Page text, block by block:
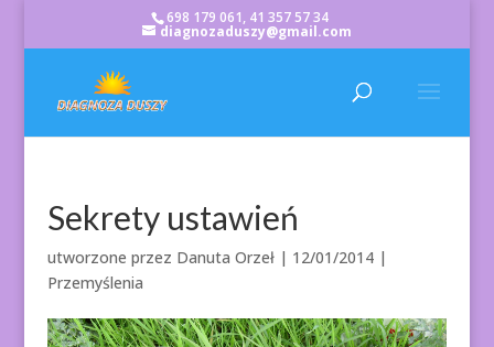
698 179 061, 41 357 57 34
diagnozaduszy@gmail.com
Sekrety ustawień
utworzone przez Danuta Orzeł| 12/01/2014|
Przemyślenia